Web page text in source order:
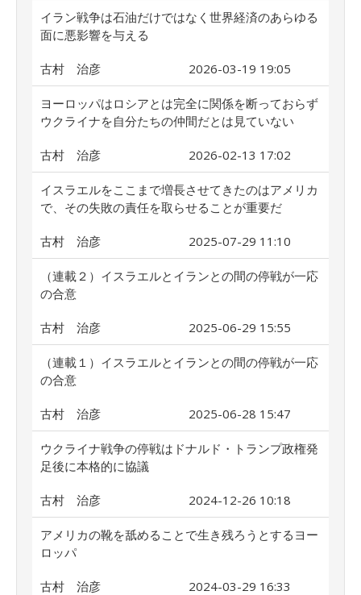
イラン戦争は石油だけではなく世界経済のあらゆる
面に悪影響を与える
古村 治彦 2026-03-19 19:05
ヨーロッパはロシアとは完全に関係を断っておらず
ウクライナを自分たちの仲間だとは見ていない
古村 治彦 2026-02-13 17:02
イスラエルをここまで増長させてきたのはアメリカ
で、その失敗の責任を取らせることが重要だ
古村 治彦 2025-07-29 11:10
（連載２）イスラエルとイランとの間の停戦が一応
の合意
古村 治彦 2025-06-29 15:55
（連載１）イスラエルとイランとの間の停戦が一応
の合意
古村 治彦 2025-06-28 15:47
ウクライナ戦争の停戦はドナルド・トランプ政権発
足後に本格的に協議
古村 治彦 2024-12-26 10:18
アメリカの靴を舐めることで生き残ろうとするヨー
ロッパ
古村 治彦 2024-03-29 16:33